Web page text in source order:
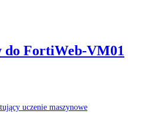
do FortiWeb-VM01
uczenie maszynowe